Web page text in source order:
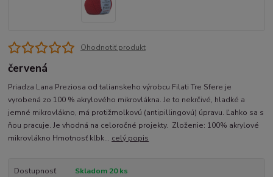
Ohodnotiť produkt
červená
Priadza Lana Preziosa od talianskeho výrobcu Filati Tre Sfere je
vyrobená zo 100 % akrylového mikrovlákna. Je to nekrčivé, hladké a
jemné mikrovlákno, má protižmolkovú (antipillingovú) úpravu. Ľahko sa s
ňou pracuje. Je vhodná na celoročné projekty. Zloženie: 100% akrylové
mikrovlákno Hmotnosť klbk... celý popis
Dostupnosť Skladom 20 ks